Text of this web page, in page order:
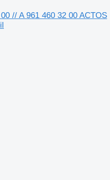
// A 961 460 32 00 ACTOS